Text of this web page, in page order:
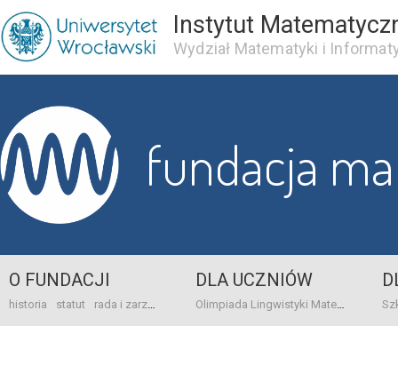
Instytut
Wydział Matematyki i
fundacja
O FUNDACJI
historia statut rada i zarząd dane bankowo-adresowe kontakt
DLA UCZNIÓW
Olimpiada Lingwistyki Matematycznej